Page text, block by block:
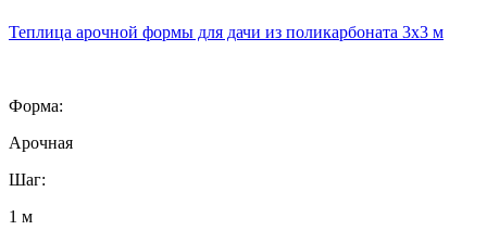
Теплица арочной формы для дачи из поликарбоната 3х3 м
Форма:
Арочная
Шаг:
1 м